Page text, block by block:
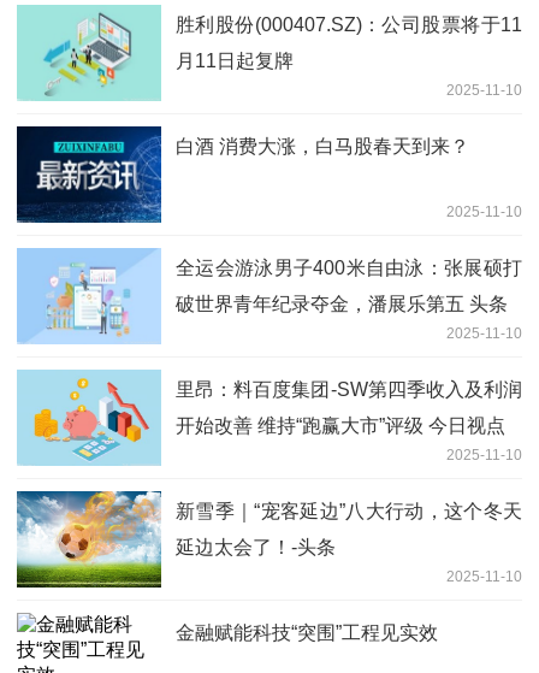
胜利股份(000407.SZ)：公司股票将于11
月11日起复牌
2025-11-10
白酒 消费大涨，白马股春天到来？
2025-11-10
全运会游泳男子400米自由泳：张展硕打
破世界青年纪录夺金，潘展乐第五 头条
2025-11-10
里昂：料百度集团-SW第四季收入及利润
开始改善 维持“跑赢大市”评级 今日视点
2025-11-10
新雪季｜“宠客延边”八大行动，这个冬天
延边太会了！-头条
2025-11-10
金融赋能科技“突围”工程见实效